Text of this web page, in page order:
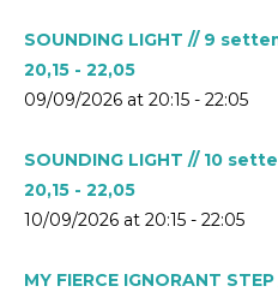
SOUNDING LIGHT // 9
20,15 - 22,05
09/09/2026 at 20:15 - 22:05
SOUNDING LIGHT // 10
20,15 - 22,05
10/09/2026 at 20:15 - 22:05
MY FIERCE IGNORANT